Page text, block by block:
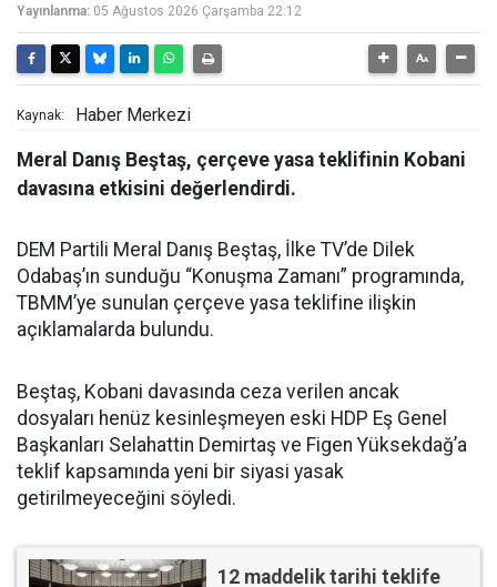
Yayınlanma: 05 Ağustos 2026 Çarşamba 22:12
Kaynak: Haber Merkezi
Meral Danış Beştaş, çerçeve yasa teklifinin Kobani
davasına etkisini değerlendirdi.
DEM Partili Meral Danış Beştaş, İlke TV’de Dilek
Odabaş’ın sunduğu “Konuşma Zamanı” programında,
TBMM’ye sunulan çerçeve yasa teklifine ilişkin
açıklamalarda bulundu.
Beştaş, Kobani davasında ceza verilen ancak
dosyaları henüz kesinleşmeyen eski HDP Eş Genel
Başkanları Selahattin Demirtaş ve Figen Yüksekdağ’a
teklif kapsamında yeni bir siyasi yasak
getirilmeyeceğini söyledi.
12 maddelik tarihi teklife